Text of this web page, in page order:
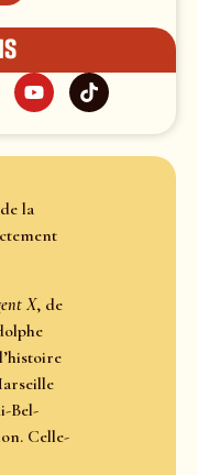
la
X, de
Bel-
Celle-